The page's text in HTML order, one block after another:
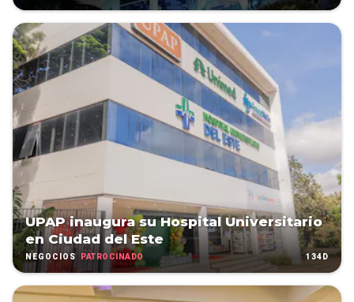
UPAP inaugura su Hospital Universitario
en Ciudad del Este
NEGOCIOS PATROCINADO 134D